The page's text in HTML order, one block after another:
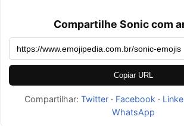
Compartilhe Sonic com
Copiar URL
Compartilhar: Twitter· Facebook ·
WhatsApp